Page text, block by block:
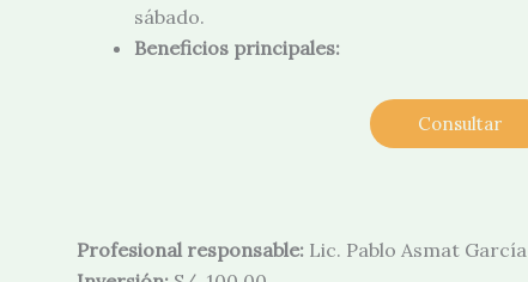
sábado.
Beneficios principales:
Consultar
Profesional responsable: Lic. Pablo Asmat García